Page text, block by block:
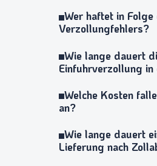
Wer haftet in Folge
Verzollungfehlers?
Wie lange dauert
Einfuhrverzollung
Welche Kosten
an?
Wie lange dauert
Lieferung nach